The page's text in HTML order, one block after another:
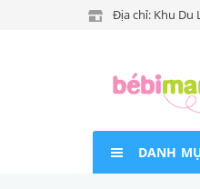
Địa chỉ: Khu Du
DANH